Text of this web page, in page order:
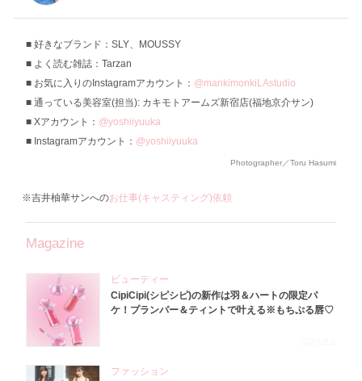
好きなブランド：SLY、MOUSSY
よく読む雑誌：Tarzan
お気に入りのInstagramアカウント： @mankimonkiLAstudio
通っている美容室(担当): カキモトアームズ新宿店(福地京介サン)
Xアカウント： @yoshiiyuuka
Instagramアカウント： @yoshiiyuuka
Photographer／Toru Hasumi
※吉井柚華サンへのお仕事(キャスティング)依頼
Magazine
ビューティー
CipiCipi(シピシピ)の新作は羽＆ハートの限定パ
ケ！プランパー＆ティントで叶える※もちぷる唇♡
ファッション